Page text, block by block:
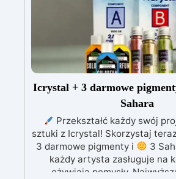
Icrystal + 3 darmowe
Sahara
Przekształć każdy swój
sztuki z Icrystal! Skorzystaj
3 darmowe pigmenty i
3
każdy artysta zasługuje na
ożywiają pomysły.